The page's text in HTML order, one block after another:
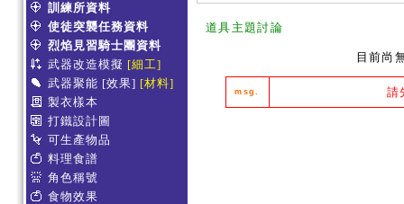
訓練所資料
使徒突襲任務資料
烈焰見習騎士團資料
武器改造模擬 [細工]
武器聚能 [效果] [材料]
製衣樣本
打鐵設計圖
可生產物品
料理食譜
角色稱號
食物效果
道具主題討論
目前尚
msg. 請